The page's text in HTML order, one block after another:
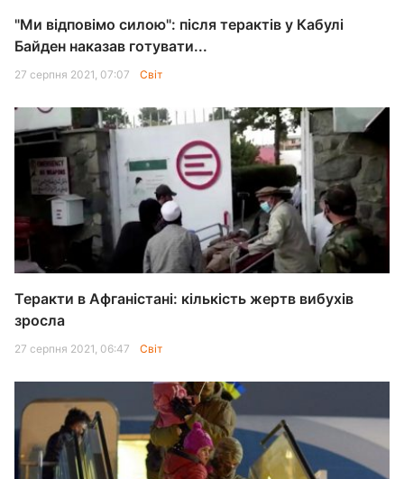
"Ми відповімо силою": після терактів у Кабулі
Байден наказав готувати...
27 серпня 2021, 07:07 Світ
Теракти в Афганістані: кількість жертв вибухів
зросла
27 серпня 2021, 06:47 Світ